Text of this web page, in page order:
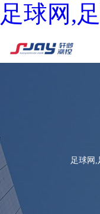
足球网,
足球网,